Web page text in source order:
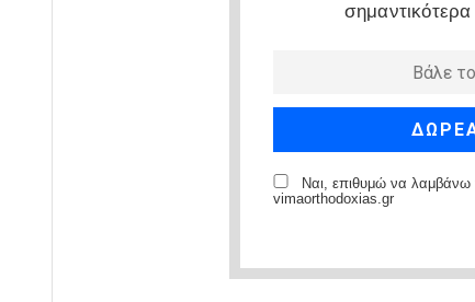
Ναι, επιθυμώ να
vimaorthodoxias.gr